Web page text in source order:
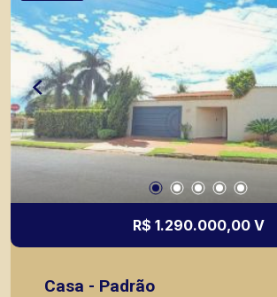
R$ 1.290.000,00 V
Casa - Padrão